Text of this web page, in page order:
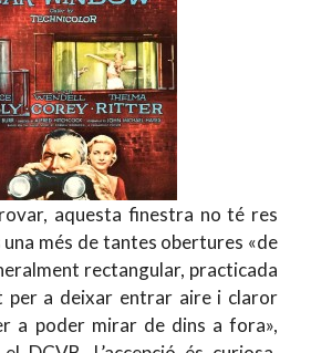
aquesta finestra no té res
una més de tantes obertures «de
rectangular, practicada
per a deixar entrar aire i claror
a poder mirar de dins a fora»,